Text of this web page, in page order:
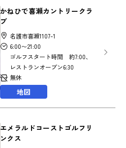
かねひで喜瀬カントリークラ
ブ
名護市喜瀬1107-1
6:00〜21:00
ゴルフスタート時間 約7:00、
レストランオープン6:30
無休
地図
エメラルドコーストゴルフリ
ンクス